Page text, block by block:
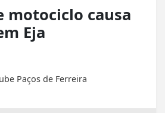
motociclo causa
Eja
Paços de Ferreira